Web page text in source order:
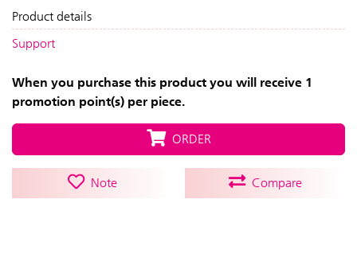
Product details
Support
When you purchase this product you will receive 1
promotion point(s) per piece.
ORDER
Note Compare